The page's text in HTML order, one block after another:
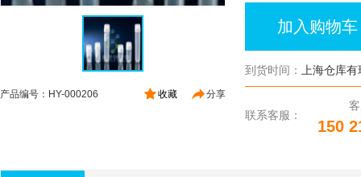
分享
收藏
产品编号：HY-000206
加入购物车
到货时间： 上海仓库
联系客服：
150